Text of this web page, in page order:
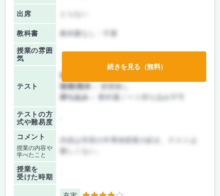
出席
教科書 教科書なし・不要
授業の雰囲
気
テスト
前期/中間：
後期/期末：
授業無し
持ち込み：
教科書ノート持ち込み不可
テストの方
式や難易度
コメント
授業の内容や
学べたこと
内容は学部の半導体授業の続き。テストは
授業を
受けた時期
続きを見る（無料）